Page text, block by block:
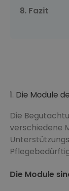
Fazit
1. Die Module
Die
verschiedene
Die Module